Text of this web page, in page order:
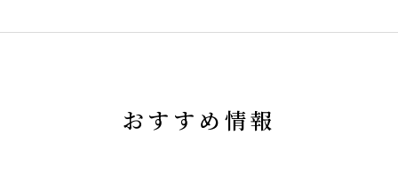
おすすめ情報